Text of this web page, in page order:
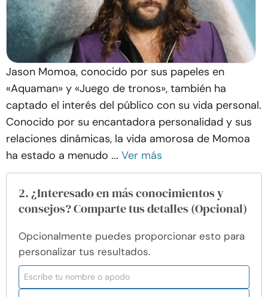
Jason Momoa, conocido por sus papeles en
«Aquaman» y «Juego de tronos», también ha
captado el interés del público con su vida personal.
Conocido por su encantadora personalidad y sus
relaciones dinámicas, la vida amorosa de Momoa
ha estado a menudo ... Ver más
2. ¿Interesado en más conocimientos y
consejos? Comparte tus detalles (Opcional)
Opcionalmente puedes proporcionar esto para
personalizar tus resultados.